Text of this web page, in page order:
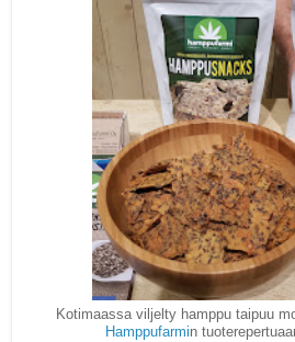
Kotimaassa viljelty hamppu taipuu
Hamppufarmin